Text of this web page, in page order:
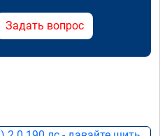
Задать вопрос